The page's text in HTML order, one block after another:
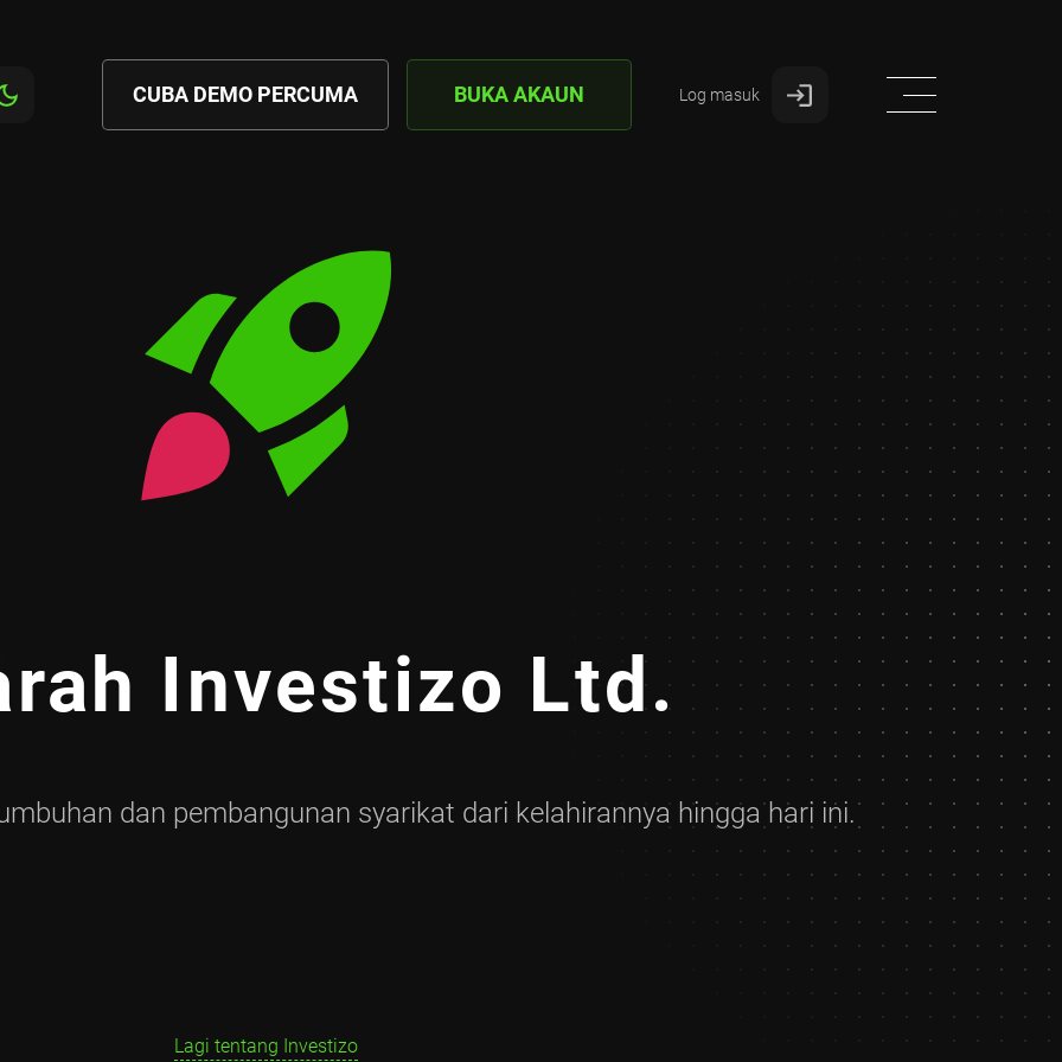
CUBA DEMO PERCUMA BUKA AKAUN Log masuk
Investizo Ltd.
dan pembangunan syarikat dari kelahirannya hingga hari ini.
Lagi tentang Investizo